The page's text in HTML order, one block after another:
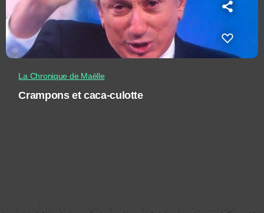
La Chronique de Maëlle
Crampons et caca-culotte